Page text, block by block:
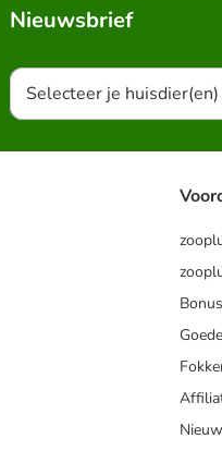
Nieuwsbrief
Selecteer je huisdier(en)